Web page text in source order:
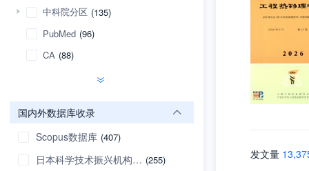
中科院分区 (135)
PubMed (96)
CA (88)
国内外数据库收录
Scopus数据库 (407)
日本科学技术振兴机构数据库 (255) 发文量